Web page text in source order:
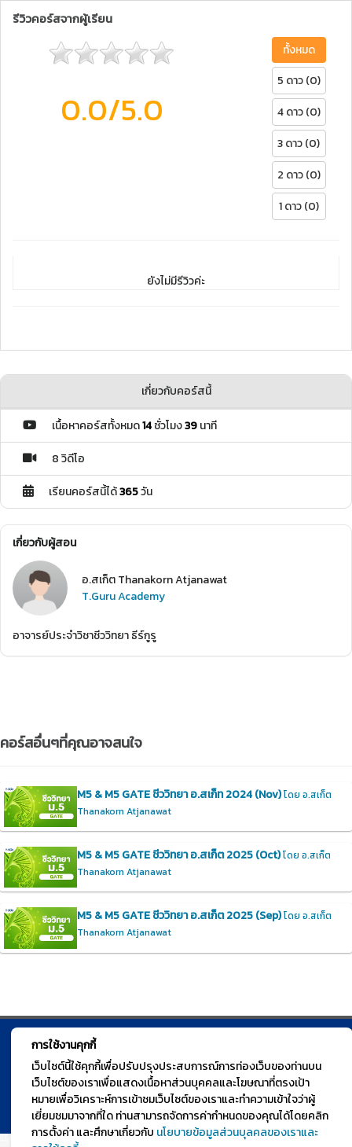
รีวิวคอร์สจากผู้เรียน
0.0/5.0
ทั้งหมด
5 ดาว (0)
4 ดาว (0)
3 ดาว (0)
2 ดาว (0)
1 ดาว (0)
ยังไม่มีรีวิวค่ะ
เกี่ยวกับคอร์สนี้
เนื้อหาคอร์สทั้งหมด14ชั่วโมง39นาที
8 วิดีโอ
เรียนคอร์สนี้ได้365วัน
เกี่ยวกับผู้สอน
อ.สเก็ต Thanakorn Atjanawat
T.Guru Academy
อาจารย์ประจำวิชาชีววิทยา ธีร์กูรู
คอร์สอื่นๆที่คุณอาจสนใจ
M5 & M5 GATE ชีววิทยา อ.สเก็ท 2024 (Nov)โดย อ.สเก็ต
Thanakorn Atjanawat
M5 & M5 GATE ชีววิทยา อ.สเก็ต 2025 (Oct)โดย อ.สเก็ต
Thanakorn Atjanawat
M5 & M5 GATE ชีววิทยา อ.สเก็ต 2025 (Sep)โดย อ.สเก็ต
Thanakorn Atjanawat
การใช้งานคุกกี้
เว็บไซต์นี้ใช้คุกกี้เพื่อปรับปรุงประสบการณ์การท่องเว็บของท่านบน
เว็บไซต์ของเราเพื่อแสดงเนื้อหาส่วนบุคคลและโฆษณาที่ตรงเป้า
หมายเพื่อวิเคราะห์การเข้าชมเว็บไซต์ของเราและทำความเข้าใจว่าผู้
เยี่ยมชมมาจากที่ใด ท่านสามารถจัดการค่ากำหนดของคุณได้โดยคลิก
การตั้งค่า และศึกษาเกี่ยวกับ นโยบายข้อมูลส่วนบุลคลของเราและ
© TGURU.online 2026 All right reserved. v1.0 Powered by Course
Square